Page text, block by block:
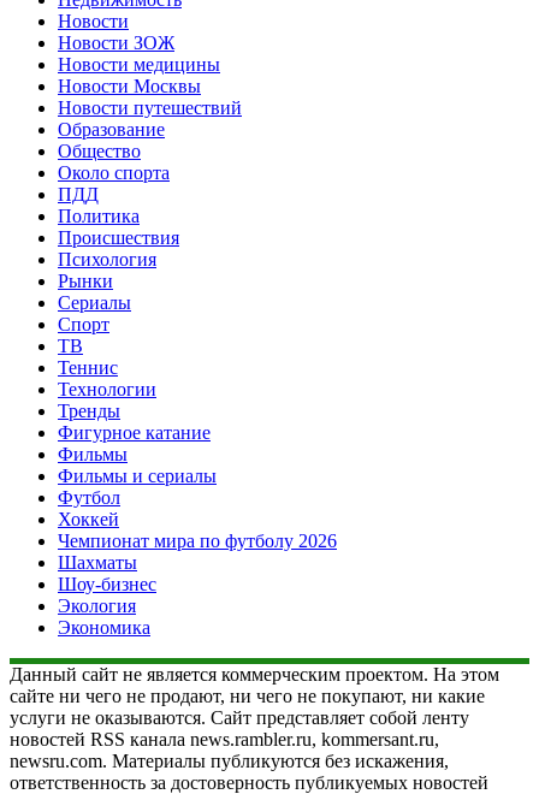
Новости
Новости ЗОЖ
Новости медицины
Новости Москвы
Новости путешествий
Образование
Общество
Около спорта
ПДД
Политика
Происшествия
Психология
Рынки
Сериалы
Спорт
ТВ
Теннис
Технологии
Тренды
Фигурное катание
Фильмы
Фильмы и сериалы
Футбол
Хоккей
Чемпионат мира по футболу 2026
Шахматы
Шоу-бизнес
Экология
Экономика
Данный сайт не является коммерческим проектом. На этом
сайте ни чего не продают, ни чего не покупают, ни какие
услуги не оказываются. Сайт представляет собой ленту
новостей RSS канала news.rambler.ru, kommersant.ru,
newsru.com. Материалы публикуются без искажения,
ответственность за достоверность публикуемых новостей